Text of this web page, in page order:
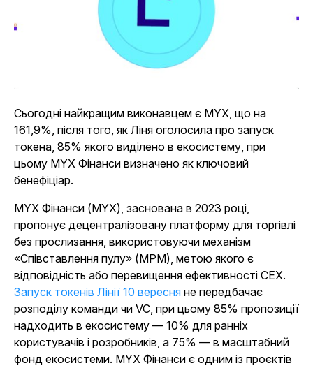
Сьогодні найкращим виконавцем є MYX, що на
161,9%, після того, як Ліня оголосила про запуск
токена, 85% якого виділено в екосистему, при
цьому MYX Фінанси визначено як ключовий
бенефіціар.
MYX Фінанси (MYX), заснована в 2023 році,
пропонує децентралізовану платформу для торгівлі
без прослизання, використовуючи механізм
«Співставлення пулу» (MPM), метою якого є
відповідність або перевищення ефективності CEX.
Запуск токенів Лінії 10 вересня не передбачає
розподілу команди чи VC, при цьому 85% пропозиції
надходить в екосистему — 10% для ранніх
користувачів і розробників, а 75% — в масштабний
фонд екосистеми. MYX Фінанси є одним із проєктів